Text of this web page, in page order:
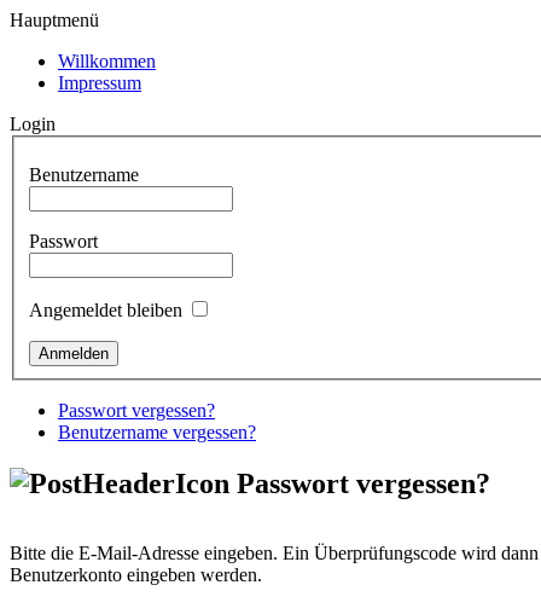
Hauptmenü
Willkommen
Impressum
Login
Benutzername
Passwort
Angemeldet bleiben
Passwort vergessen?
Benutzername vergessen?
Passwort vergessen?
Bitte die E-Mail-Adresse eingeben. Ein Überprüfungscode wird
Benutzerkonto eingeben werden.